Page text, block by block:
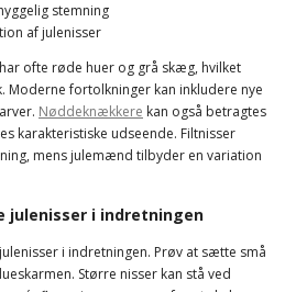
stemning
af julenisser
ofte røde huer og grå skæg, hvilket
Moderne fortolkninger kan inkludere nye
Nøddeknækkere kan også betragtes
karakteristiske udseende. Filtnisser
mens julemænd tilbyder en variation
julenisser i indretningen
i indretningen. Prøv at sætte små
Større nisser kan stå ved